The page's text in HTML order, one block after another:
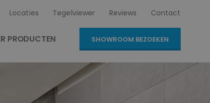
Locaties Tegelviewer Reviews Contact
PRODUCTEN SHOWROOM BEZOEKEN